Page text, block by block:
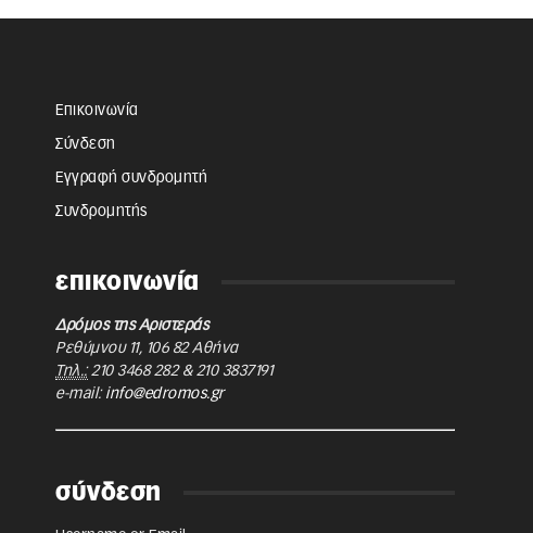
Επικοινωνία
Σύνδεση
Εγγραφή συνδρομητή
Συνδρομητής
επικοινωνία
Δρόμος της Αριστεράς
Ρεθύμνου 11, 106 82 Αθήνα
Τηλ.: 210 3468 282& 210 3837191
e-mail: info@edromos.gr
σύνδεση